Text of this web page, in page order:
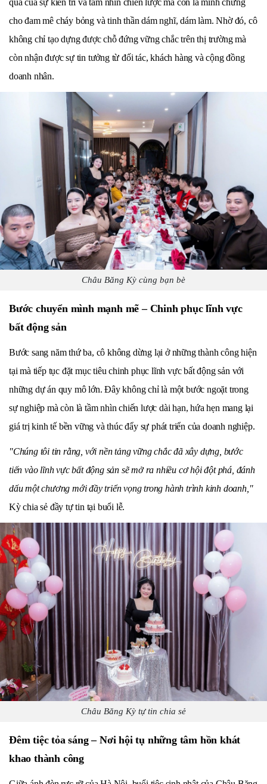
cho đam mê cháy bỏng và tinh thần dám nghĩ, dám làm. Nhờ đó, cô
không chỉ tạo dựng được chỗ đứng vững chắc trên thị trường mà
còn nhận được sự tin tưởng từ đối tác, khách hàng và cộng đồng
doanh nhân.
Châu Băng Kỳ cùng bạn bè
Bước chuyển mình mạnh mẽ – Chinh phục lĩnh vực
bất động sản
Bước sang năm thứ ba, cô không dừng lại ở những thành công hiện
tại mà tiếp tục đặt mục tiêu chinh phục lĩnh vực bất động sản với
những dự án quy mô lớn. Đây không chỉ là một bước ngoặt trong
sự nghiệp mà còn là tầm nhìn chiến lược dài hạn, hứa hẹn mang lại
giá trị kinh tế bền vững và thúc đẩy sự phát triển của doanh nghiệp.
"Chúng tôi tin rằng, với nền tảng vững chắc đã xây dựng, bước
tiến vào lĩnh vực bất động sản sẽ mở ra nhiều cơ hội đột phá, đánh
dấu một chương mới đầy triển vọng trong hành trình kinh doanh,"
Kỳ chia sẻ đầy tự tin tại buổi lễ.
Châu Băng Kỳ tự tin chia sẻ
Đêm tiệc tỏa sáng – Nơi hội tụ những tâm hồn khát
khao thành công